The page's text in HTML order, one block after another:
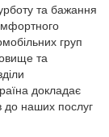
та бажання
груп
та
докладає
до наших послуг